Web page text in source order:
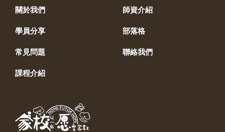
關於我們 師資介紹
學員分享 部落格
常見問題 聯絡我們
課程介紹